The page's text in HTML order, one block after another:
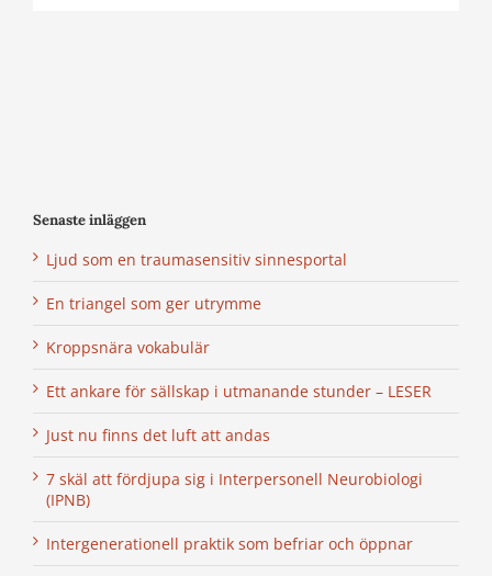
Senaste inläggen
Ljud som en traumasensitiv sinnesportal
En triangel som ger utrymme
Kroppsnära vokabulär
Ett ankare för sällskap i utmanande stunder – LESER
Just nu finns det luft att andas
7 skäl att fördjupa sig i Interpersonell Neurobiologi
(IPNB)
Intergenerationell praktik som befriar och öppnar